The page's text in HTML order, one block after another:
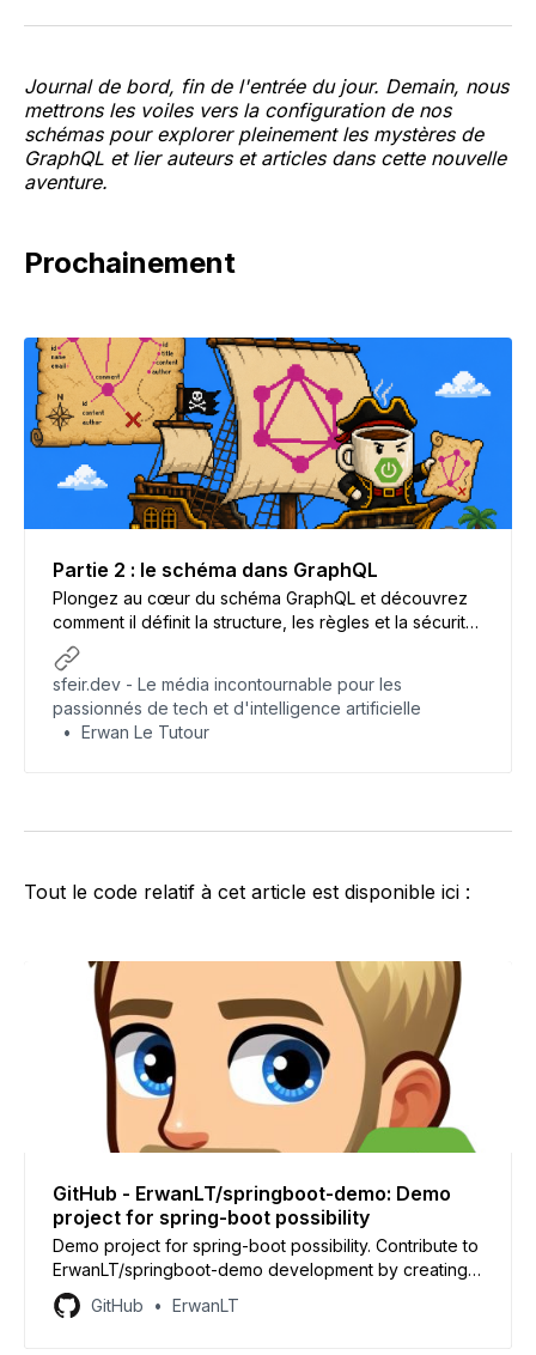
Journal de bord, fin de l'entrée du jour. Demain, nous
mettrons les voiles vers la configuration de nos
schémas pour explorer pleinement les mystères de
GraphQL et lier auteurs et articles dans cette nouvelle
aventure.
Prochainement
Partie 2 : le schéma dans GraphQL
Plongez au cœur du schéma GraphQL et découvrez
comment il définit la structure, les règles et la sécurité
de vos données dans une API. Apprenez pourquoi ce
contrat entre client et serveur est essentiel et
préparez-vous à configurer votre propre schéma
dans Spring Boot.
sfeir.dev - Le média incontournable pour les
passionnés de tech et d'intelligence artificielle
Erwan Le Tutour
Tout le code relatif à cet article est disponible ici :
GitHub - ErwanLT/springboot-demo: Demo
project for spring-boot possibility
Demo project for spring-boot possibility. Contribute to
ErwanLT/springboot-demo development by creating
an account on GitHub.
GitHub ErwanLT